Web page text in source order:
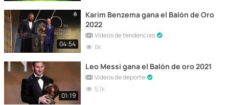
04:54
Karim Benzema gana el Balón de Oro
2022
Vídeos de tendencias
6k
01:19
Leo Messi gana el Balón de oro 2021
Vídeos de deporte
5,1k